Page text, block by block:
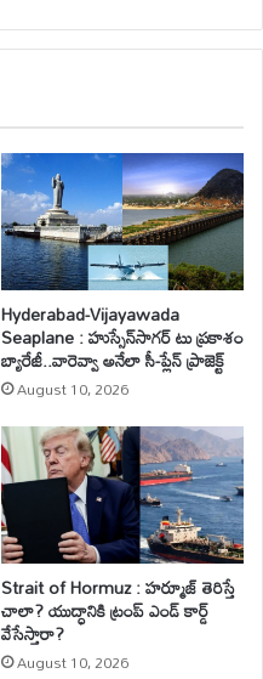
bsi
te
Hyderabad-Vijayawada
Seaplane : హుస్సేన్‌సాగర్ టు ప్రకాశం
బ్యారేజీ..వారెవ్వా అనేలా సీ-ప్లేన్ ప్రాజెక్ట్
August 10, 2026
Strait of Hormuz : హర్మూజ్ తెరిస్తే
చాలా? యుద్ధానికి ట్రంప్ ఎండ్ కార్డ్
వేసేస్తారా?
August 10, 2026